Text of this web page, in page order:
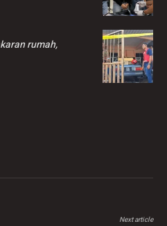
rumah,
Next article